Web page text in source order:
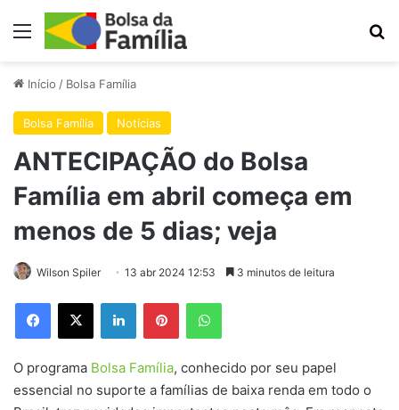
Menu
Início / Bolsa Família
Bolsa Família Notícias
ANTECIPAÇÃO do Bolsa
Família em abril começa em
menos de 5 dias; veja
Wilson Spiler 13 abr 2024 12:53 3 minutos de leitura
Facebook
X LinkedinPinterestWhatsApp
O programa Bolsa Família, conhecido por seu papel
essencial no suporte a famílias de baixa renda em todo o